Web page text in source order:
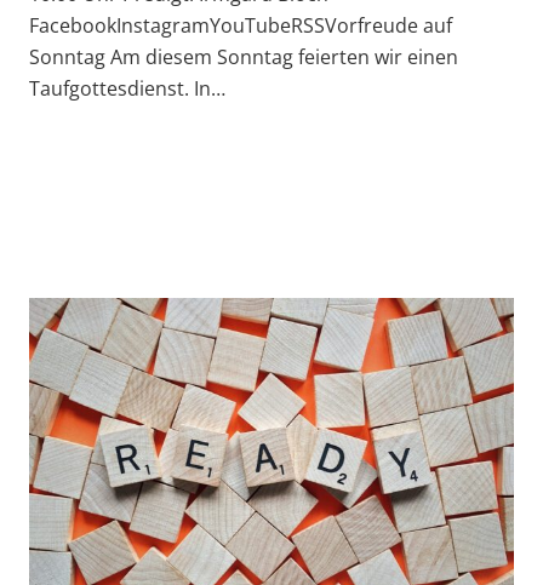
FacebookInstagramYouTubeRSSVorfreude auf
Sonntag Am diesem Sonntag feierten wir einen
Taufgottesdienst. In…